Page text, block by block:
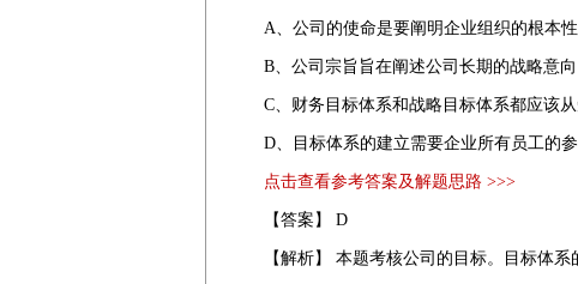
A、公司的使命是要阐明企业组织的根本
B、公司宗旨旨在阐述公司长期的战略意向
C、财务目标体系和战略目标体系都应该
D、目标体系的建立需要企业所有员工的
点击查看参考答案及解题思路 >>>
【答案】 D
【解析】 本题考核公司的目标。目标体